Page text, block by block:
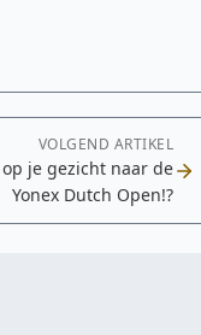
VOLGEND ARTIKEL
je gezicht naar de
Yonex Dutch Open!?